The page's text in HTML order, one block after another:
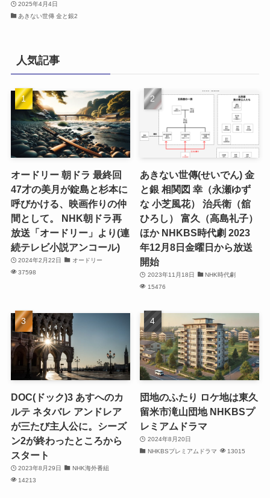
2025年4月4日
あきない世傳 金と銀2
人気記事
オードリー 朝ドラ 最終回
47才の美月が錠島と杉本に
呼びかける、映画作りの仲
間として。 NHK朝ドラ再
放送「オードリー」より(連
続テレビ小説アンコール)
2024年2月22日
オードリー
37598
あきない世傳(せいでん) 金
と銀 相関図 幸（永瀬ゆず
な 小芝風花） 治兵衛（舘
ひろし） 富久（高島礼子）
ほか NHKBS時代劇 2023
年12月8日金曜日から放送
開始
2023年11月18日
NHK時代劇
15476
DOC(ドック)3 あすへのカ
ルテ ネタバレ アンドレア
が三たび主人公に。シーズ
ン2が終わったところから
スタート
2023年8月29日
NHK海外番組
14213
団地のふたり ロケ地は東久
留米市滝山団地 NHKBSプ
レミアムドラマ
2024年8月20日
NHKBSプレミアムドラマ
13015